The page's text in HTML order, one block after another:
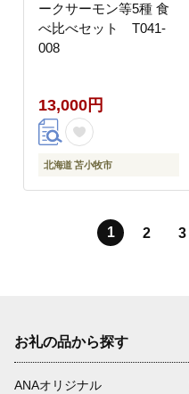
ークサーモン等5種 食
べ比べセット T041-
008
13,000円
北海道 苫小牧市
1 2 3
お礼の品から探す
ANAオリジナル